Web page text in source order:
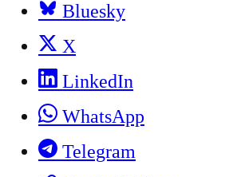
Bluesky
X
LinkedIn
WhatsApp
Telegram